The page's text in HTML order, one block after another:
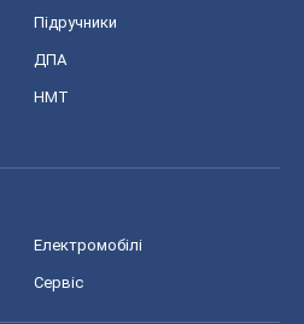
Підручники
ДПА
НМТ
Електромобілі
Сервіс